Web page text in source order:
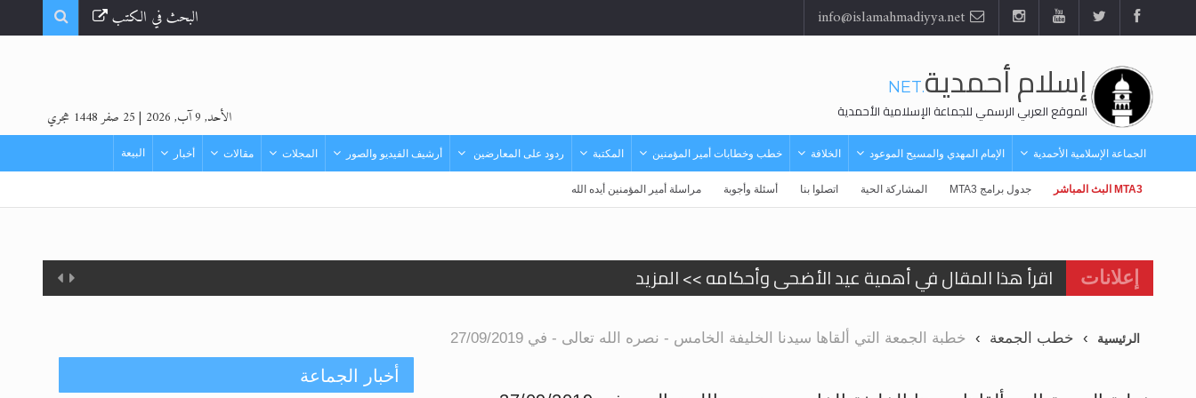
البحث في الكتب
إسلام أحمدية.NET
الموقع العربي الرسمي للجماعة الإسلامية الأحمدية الأحد, 9 آب, 2026 | 25 صفر 1448 هجري
الجماعة الإسلامية الأحمدية الإمام المهدي والمسيح الموعود الخلافة خطب وخطابات أمير المؤمنين المكتبة ردود على المعارضين أرشيف الفيديو والصور المجلات مقالات أخبار البيعة
MTA3 البث المباشر جدول برامج MTA3 المشاركة الحية اتصلوا بنا أسئلة وأجوبة مراسلة أمير المؤمنين أيده الله
إعلانات
اقرأ هذا المقال في أهمية عيد الأضحى وأحكامه >> المزيد
تعميم هامّ لأفراد الجماعة >> المزيد
الرئيسية خطب الجمعة خطبة الجمعة التي ألقاها سيدنا الخليفة الخامس - نصره الله تعالى - في 27/09/2019
أخبار الجماعة